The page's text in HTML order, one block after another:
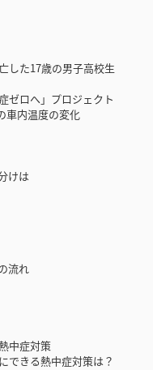
した17歳の男子高校生
ゼロへ」プロジェクト
車内温度の変化
けは
流れ
中症対策
できる熱中症対策は？